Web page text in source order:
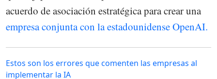
acuerdo de asociación estratégica para crear una
empresa conjunta con la estadounidense OpenAI.
Estos son los errores que comenten las empresas al
implementar la IA